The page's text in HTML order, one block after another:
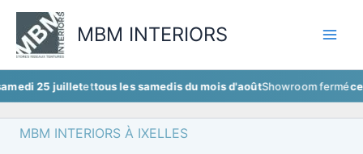
Aller
contenu
MBM INTERIORS
juilletettous les samedis du mois d'aoûtShowroom ferméce samedi
MBM INTERIORS À IXELLES